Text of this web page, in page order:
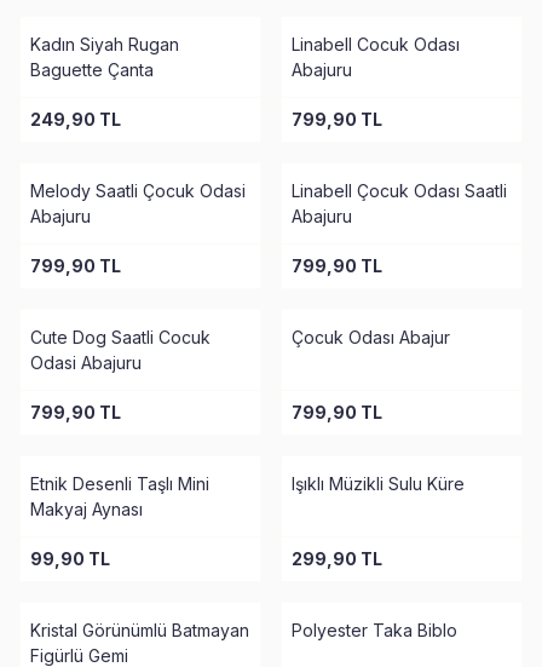
Kadın Siyah Rugan
Baguette Çanta
249,90 TL
Linabell Cocuk Odası
Abajuru
799,90 TL
Melody Saatli Çocuk Odasi
Abajuru
799,90 TL
Linabell Çocuk Odası Saatli
Abajuru
799,90 TL
Cute Dog Saatli Cocuk
Odasi Abajuru
799,90 TL
Çocuk Odası Abajur
799,90 TL
Etnik Desenli Taşlı Mini
Makyaj Aynası
99,90 TL
Işıklı Müzikli Sulu Küre
299,90 TL
Kristal Görünümlü Batmayan
Figürlü Gemi
Polyester Taka Biblo